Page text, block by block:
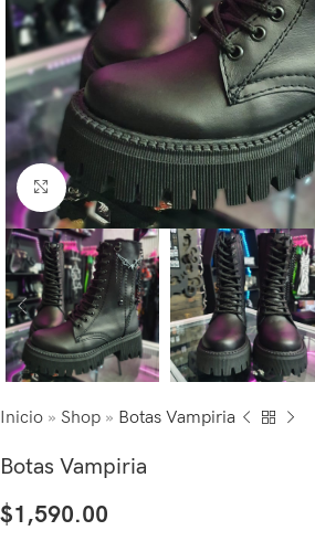
Click to enlarge
Inicio » Shop » Botas Vampiria
Botas Vampiria
$1,590.00